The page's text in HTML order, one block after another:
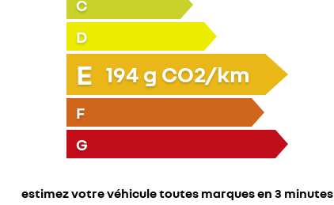
C
D
E 194 g CO2/km
F
G
estimez votre véhicule toutes marques en 3 minutes